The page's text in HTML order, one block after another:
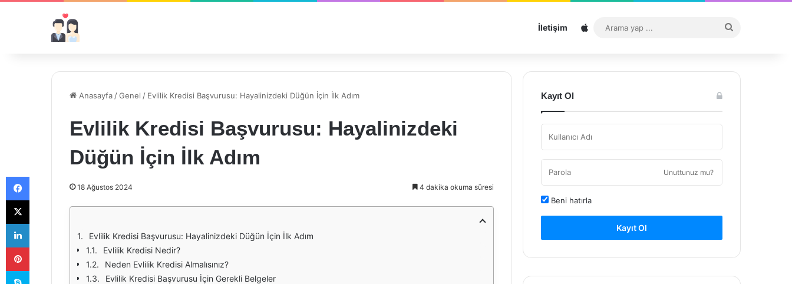
İletişim Sitemap
...
Anasayfa /Genel / Evlilik Kredisi Başvurusu: Hayalinizdeki Düğün İçin İlk Adım
Evlilik Kredisi Başvurusu: Hayalinizdeki
Düğün İçin İlk Adım
18 Ağustos 2024 4 dakika okuma süresi
Evlilik Kredisi Başvurusu: Hayalinizdeki Düğün İçin İlk Adım
Evlilik Kredisi Nedir?
Neden Evlilik Kredisi Almalısınız?
Evlilik Kredisi Başvurusu İçin Gerekli Belgeler
Kayıt Ol
Unuttunuz mu?
Beni hatırla
Kayıt Ol
Facebook
X
LinkedIn
Pinterest
Skype